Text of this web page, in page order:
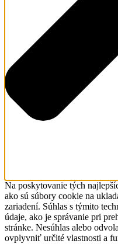
Na poskytovanie tých
ako sú súbory cookie na
zariadení. Súhlas s týmito
údaje, ako je správanie pri
stránke. Nesúhlas alebo
ovplyvniť určité vlastnosti a